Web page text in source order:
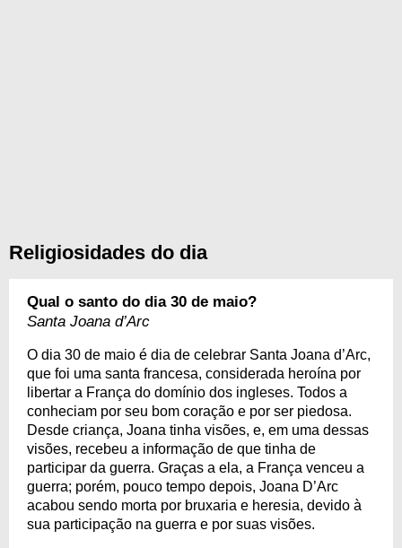
Religiosidades do dia
Qual o santo do dia 30 de maio?
Santa Joana d’Arc
O dia 30 de maio é dia de celebrar Santa Joana d’Arc,
que foi uma santa francesa, considerada heroína por
libertar a França do domínio dos ingleses. Todos a
conheciam por seu bom coração e por ser piedosa.
Desde criança, Joana tinha visões, e, em uma dessas
visões, recebeu a informação de que tinha de
participar da guerra. Graças a ela, a França venceu a
guerra; porém, pouco tempo depois, Joana D’Arc
acabou sendo morta por bruxaria e heresia, devido à
sua participação na guerra e por suas visões.